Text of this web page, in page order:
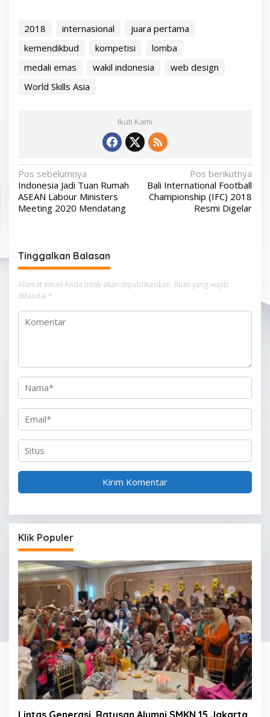
2018 internasional
juara pertama
kemendikbud
kompetisi
lomba
medali emas
wakil indonesia
web design
World Skills Asia
Ikuti Kami
N
a
v
a
s
i
p
o
Pos sebelumnya
Indonesia Jadi Tuan Rumah
ASEAN Labour Ministers
Meeting 2020 Mendatang
Pos berikutnya
Bali International Football
Championship (IFC) 2018
Resmi Digelar
Tinggalkan Balasan
Alamat email Anda tidak akan dipublikasikan. Ruas yang wajib
ditandai *
Klik Populer
Lintas Generasi, Ratusan Alumni SMKN 15 Jakarta